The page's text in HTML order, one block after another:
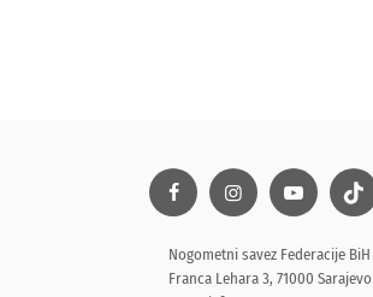
Nogometni savez Federacije BiH
Franca Lehara 3, 71000 Sarajevo